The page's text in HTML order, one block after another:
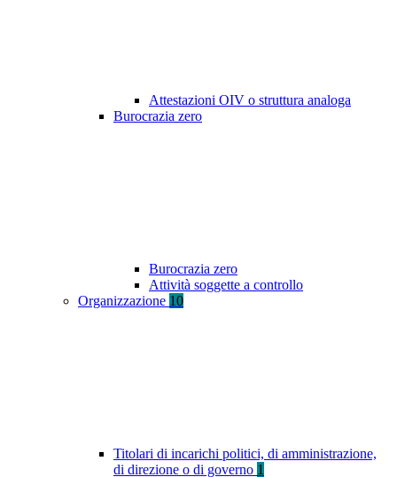
Attestazioni OIV o struttura analoga
Burocrazia zero
Burocrazia zero
Attività soggette a controllo
Organizzazione 10
Titolari di incarichi politici, di amministrazione,
di direzione o di governo 1